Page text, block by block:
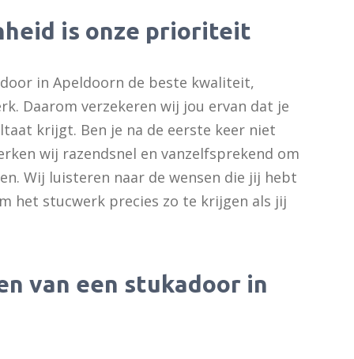
is onze prioriteit
in Apeldoorn de beste kwaliteit,
Daarom verzekeren wij jou ervan dat je
krijgt. Ben je na de eerste keer niet
wij razendsnel en vanzelfsprekend om
Wij luisteren naar de wensen die jij hebt
het stucwerk precies zo te krijgen als jij
van een stukadoor in